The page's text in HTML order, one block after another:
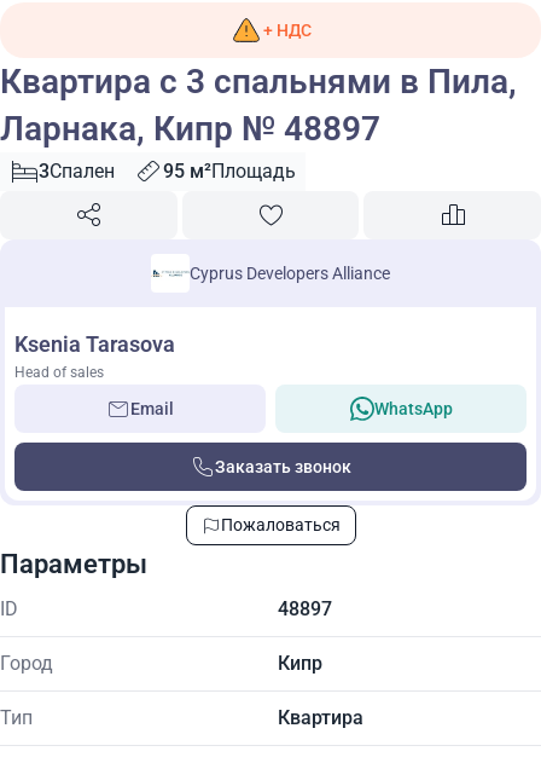
+ НДС
Квартира с 3 спальнями в Пила,
Ларнака, Кипр № 48897
3Спален 95 м²Площадь
Cyprus Developers Alliance
Ksenia Tarasova
Head of sales
Email WhatsApp
Заказать звонок
Пожаловаться
Параметры
ID 48897
Город Кипр
Тип Квартира